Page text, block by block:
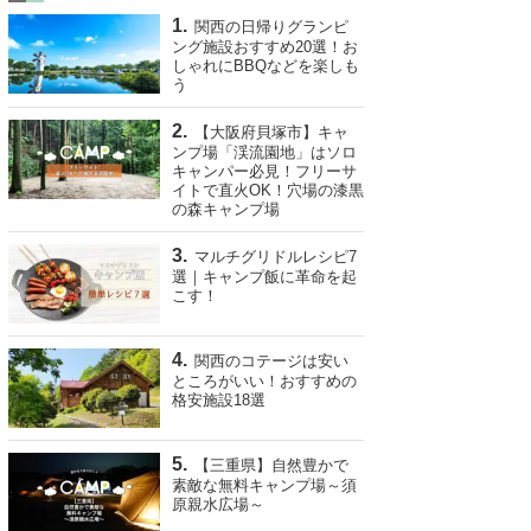
関西の日帰りグランピ
ング施設おすすめ20選！お
しゃれにBBQなどを楽しも
う
【大阪府貝塚市】キャ
ンプ場「渓流園地」はソロ
キャンパー必見！フリーサ
イトで直火OK！穴場の漆黒
の森キャンプ場
マルチグリドルレシピ7
選｜キャンプ飯に革命を起
こす！
関西のコテージは安い
ところがいい！おすすめの
格安施設18選
【三重県】自然豊かで
素敵な無料キャンプ場～須
原親水広場～